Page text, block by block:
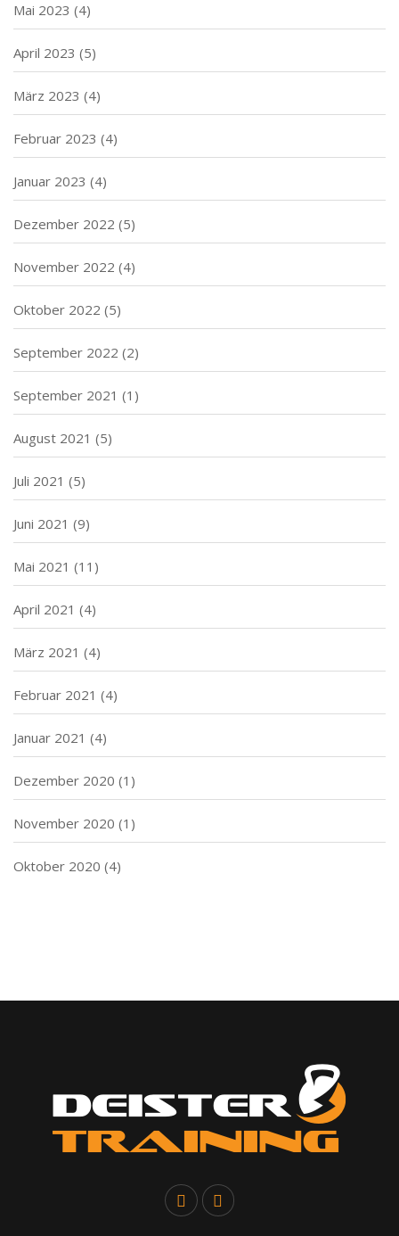
Mai 2023 (4)
April 2023 (5)
März 2023 (4)
Februar 2023 (4)
Januar 2023 (4)
Dezember 2022 (5)
November 2022 (4)
Oktober 2022 (5)
September 2022 (2)
September 2021 (1)
August 2021 (5)
Juli 2021 (5)
Juni 2021 (9)
Mai 2021 (11)
April 2021 (4)
März 2021 (4)
Februar 2021 (4)
Januar 2021 (4)
Dezember 2020 (1)
November 2020 (1)
Oktober 2020 (4)